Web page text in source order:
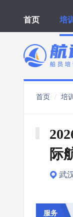
首页 培训
首页 培训
际
武
服务